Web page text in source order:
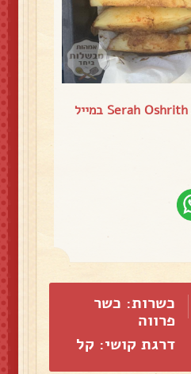
כשרות: כשר
פרווה
דרגת קושי: קל